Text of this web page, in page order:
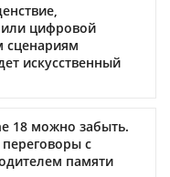
цифровой
сценариям
искусственный
18 можно забыть.
с
памяти